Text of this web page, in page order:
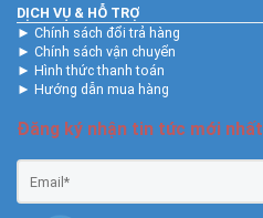
DỊCH VỤ & HỖ TRỢ
► Chính sách đổi trả hàng
► Chính sách vận chuyển
► Hình thức thanh toán
► Hướng dẫn mua hàng
Đăng ký nhận tin tức mới